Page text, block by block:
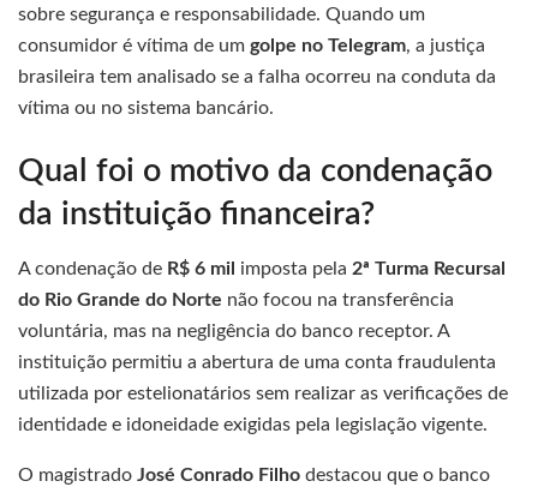
sobre segurança e responsabilidade. Quando um
consumidor é vítima de um golpe no Telegram, a justiça
brasileira tem analisado se a falha ocorreu na conduta da
vítima ou no sistema bancário.
Qual foi o motivo da condenação
da instituição financeira?
A condenação de R$ 6 mil imposta pela 2ª Turma Recursal
do Rio Grande do Norte não focou na transferência
voluntária, mas na negligência do banco receptor. A
instituição permitiu a abertura de uma conta fraudulenta
utilizada por estelionatários sem realizar as verificações de
identidade e idoneidade exigidas pela legislação vigente.
O magistrado José Conrado Filho destacou que o banco